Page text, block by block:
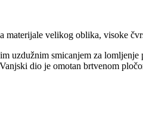
materijale velikog oblika, visoke
uzdužnim smicanjem za
dio je omotan brtvenom